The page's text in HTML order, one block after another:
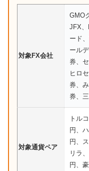
対象FX会社
GMO
JFX
ード
ール
券、
ヒロ
券、
券、
対象通貨ペア
トル
円、
円、
リラ
円、